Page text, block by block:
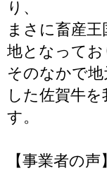
り、
まさに畜産
地となってお
そのなかで
した佐賀牛
す。
【事業者の声】